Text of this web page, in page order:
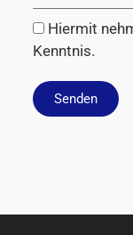
Hiermit
Kenntnis.
Senden